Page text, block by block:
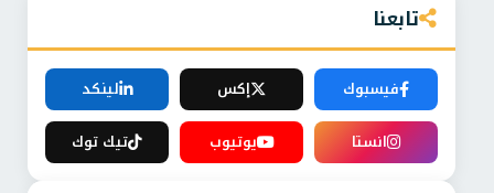
تابعنا
فيسبوك إكس
لينكد
انستا
يوتيوب تيك توك